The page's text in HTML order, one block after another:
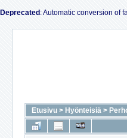
Deprecated : Automatic conversion of
Etusivu > Hyönteisiä >